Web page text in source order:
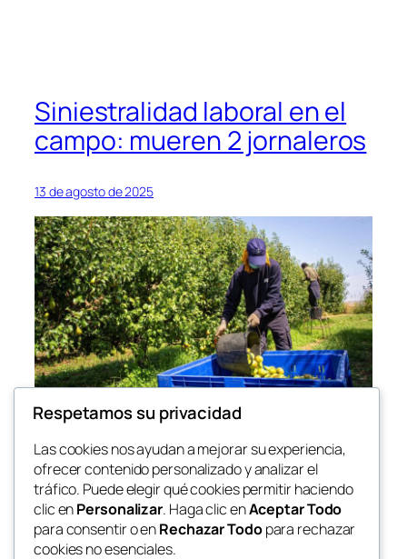
Siniestralidad laboral en el
campo: mueren 2 jornaleros
13 de agosto de 2025
Respetamos su privacidad
Las cookies nos ayudan a mejorar su experiencia,
ofrecer contenido personalizado y analizar el
tráfico. Puede elegir qué cookies permitir haciendo
clic enPersonalizar. Haga clic enAceptar Todo
para consentir o enRechazar Todopara rechazar
cookies no esenciales.